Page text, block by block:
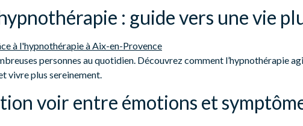
: guide vers une vie
personnes au quotidien. Découvrez comment l’hypnothérapie
vivre plus sereinement.
voir entre émotions et